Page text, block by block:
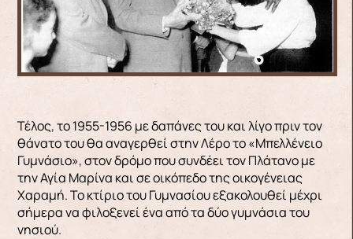
Τέλος, το 1955-1956 με δαπάνες του και λίγο πριν τον
θάνατο του θα αναγερθεί στην Λέρο το «Μπελλένειο
Γυμνάσιο», στον δρόμο που συνδέει τον Πλάτανο με
την Αγία Μαρίνα και σε οικόπεδο της οικογένειας
Χαραμή. Το κτίριο του Γυμνασίου εξακολουθεί μέχρι
σήμερα να φιλοξενεί ένα από τα δύο γυμνάσια του
νησιού.